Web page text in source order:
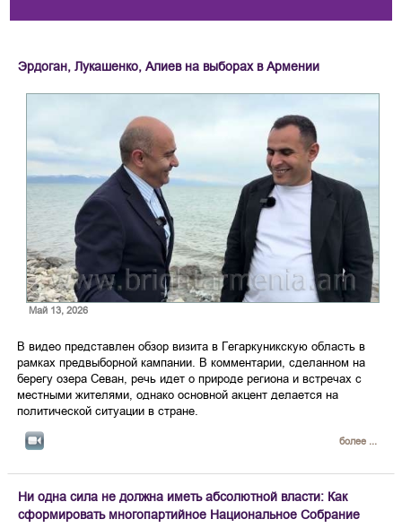
Эрдоган, Лукашенко, Алиев на выборах в Армении
Май 13, 2026
В видео представлен обзор визита в Гегаркуникскую область в
рамках предвыборной кампании. В комментарии, сделанном на
берегу озера Севан, речь идет о природе региона и встречах с
местными жителями, однако основной акцент делается на
политической ситуации в стране.
более ...
Ни одна сила не должна иметь абсолютной власти: Как
сформировать многопартийное Национальное Собрание